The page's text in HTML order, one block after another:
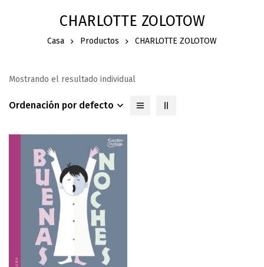
CHARLOTTE ZOLOTOW
Casa Productos CHARLOTTE ZOLOTOW
Mostrando el resultado individual
Ordenación por defecto